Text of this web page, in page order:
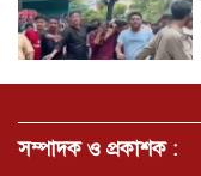
সম্পাদক ও প্রকাশক :